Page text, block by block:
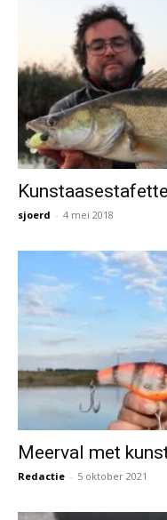
sjoerd - 4 mei 2018
Meerval met
Redactie - 5 oktober 2021